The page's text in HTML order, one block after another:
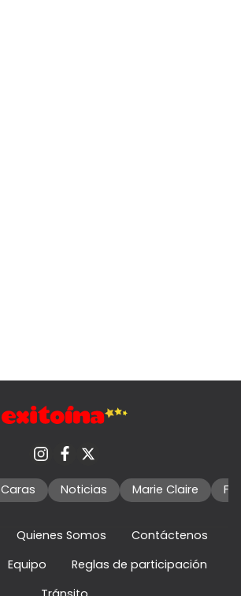
Caras Noticias Marie Claire
Quienes Somos
Contáctenos
Equipo
Reglas de participación